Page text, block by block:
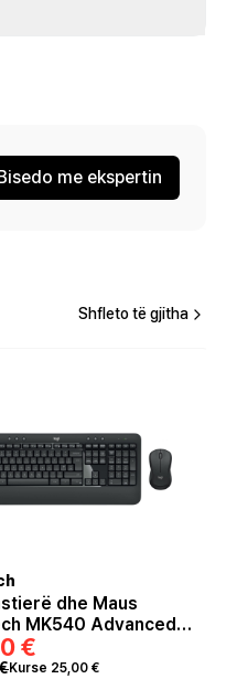
me ekspertin
Shfleto të gjitha
dhe Maus
MK540 Advanced
combo black
DE
€
Kurse 25,00 €